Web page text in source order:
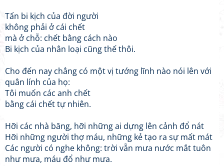
Tấn bi kịch của đời người
không phải ở cái chết
mà ở chỗ: chết bằng cách nào
Bi kịch của nhân loại cũng thế thôi.
Cho đến nay chẳng có một vị tướng lĩnh nào nói lên với
quân lính của họ:
Tôi muốn các anh chết
bằng cái chết tự nhiên.
Hỡi các nhà băng, hỡi những ai dựng lên cảnh đổ nát
Hỡi những người thợ máu, những kẻ tạo ra sự mất mát
Các người có nghe không: trời vẫn mưa nước mắt tuôn
như mưa, máu đổ như mưa.